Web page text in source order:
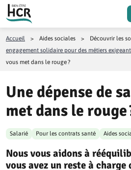
Aller au contenu
Accueil > Aides sociales > Découvrir les
engagement solidaire pour des métiers
vous met dans le rouge ?
Une dépense de
met dans le rouge
Salarié Pour les contrats santé Aides
Nous vous aidons à
vous avez un reste à charge